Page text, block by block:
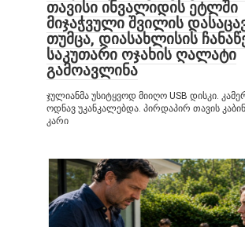
თავისი ინვალიდის ეტლში
მიჯაჭვული შვილის
თუმცა, დიასახლისის
საკუთარი ოჯახის ღალატი
გამოავლინა
ჯულიანმა უსიტყვოდ მიიღო USB დისკი.
ოდნავ უკანკალებდა. პირდაპირ თავის
კარი